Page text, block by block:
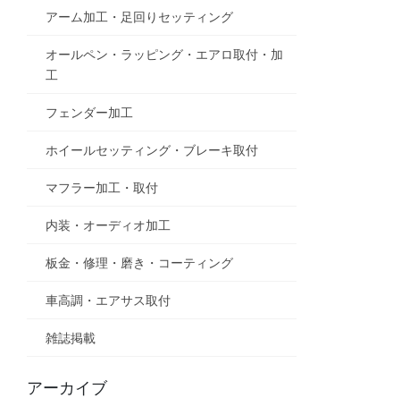
アーム加工・足回りセッティング
オールペン・ラッピング・エアロ取付・加
工
フェンダー加工
ホイールセッティング・ブレーキ取付
マフラー加工・取付
内装・オーディオ加工
板金・修理・磨き・コーティング
車高調・エアサス取付
雑誌掲載
アーカイブ